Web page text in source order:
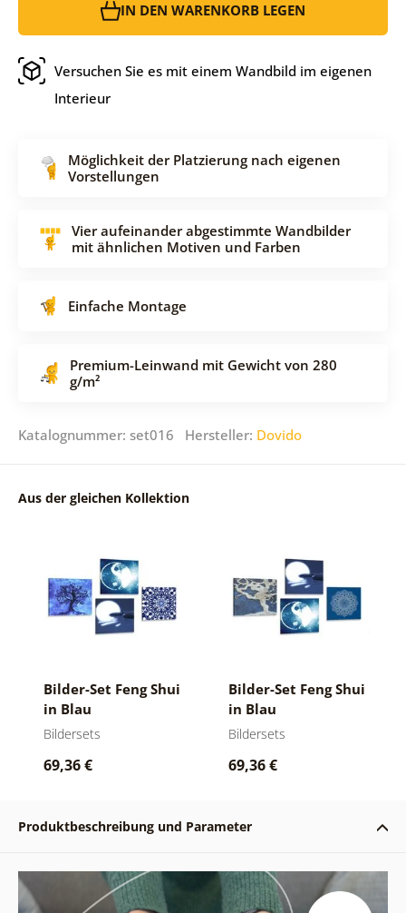
IN DEN WARENKORB LEGEN
Versuchen Sie es mit einem Wandbild im eigenen
Interieur
Möglichkeit der Platzierung nach eigenen
Vorstellungen
Vier aufeinander abgestimmte Wandbilder
mit ähnlichen Motiven und Farben
Einfache Montage
Premium-Leinwand mit Gewicht von 280
g/m²
Katalognummer: set016 Hersteller: Dovido
Aus der gleichen Kollektion
Bilder-Set Feng Shui
in Blau
Bildersets
69,36 €
Bilder-Set Feng Shui
in Blau
Bildersets
69,36 €
Produktbeschreibung und Parameter